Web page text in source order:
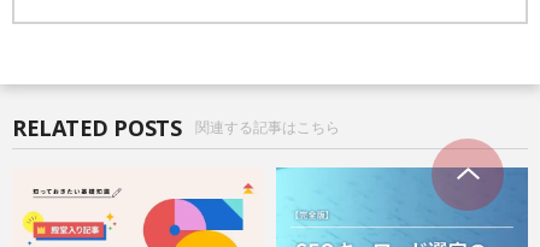
RELATED POSTS 関連する記事はこちら